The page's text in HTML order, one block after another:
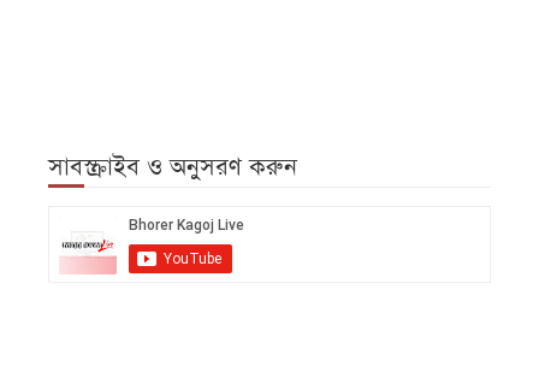
সাবস্ক্রাইব ও অনুসরণ করুন